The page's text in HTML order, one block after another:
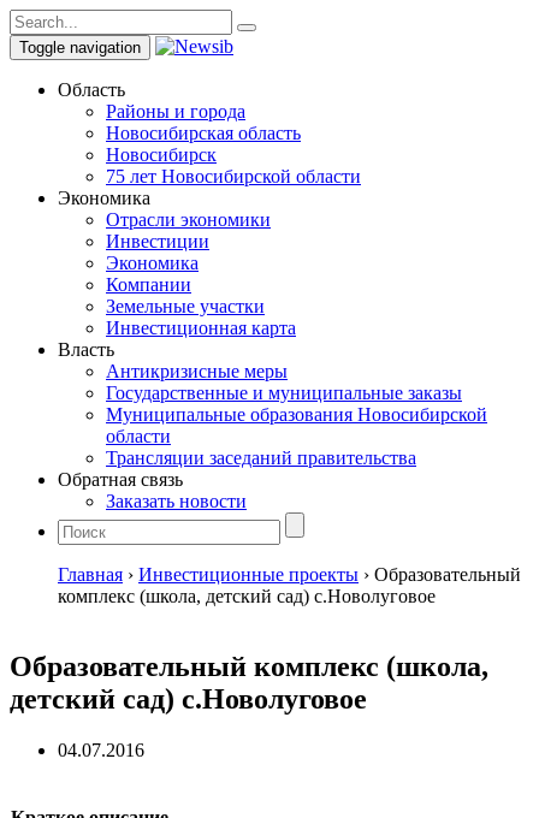
Toggle navigation
Область
Районы и города
Новосибирская область
Новосибирск
75 лет Новосибирской области
Экономика
Отрасли экономики
Инвестиции
Экономика
Компании
Земельные участки
Инвестиционная карта
Власть
Антикризисные меры
Государственные и муниципальные заказы
Муниципальные образования Новосибирской
области
Трансляции заседаний правительства
Обратная связь
Заказать новости
Главная › Инвестиционные проекты › Образовательный
комплекс (школа, детский сад) с.Новолуговое
Образовательный комплекс (школа,
детский сад) с.Новолуговое
04.07.2016